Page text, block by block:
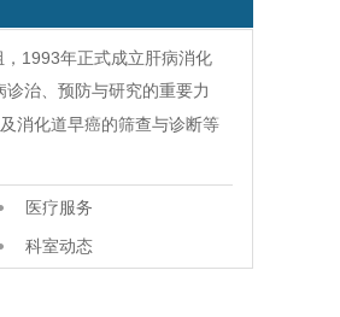
1993年正式成立肝病消化
治、预防与研究的重要力
及消化道早癌的筛查与诊断等
医疗服务
科室动态